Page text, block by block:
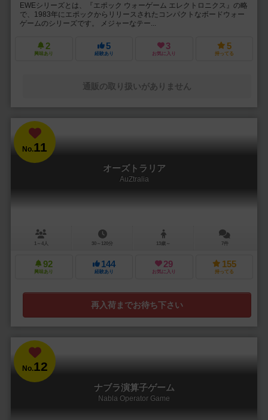
EWEシリーズとは、『エポック ウォーゲーム エレクトロニクス』の略
で、1983年にエポックからリリースされたコンパクトなボードウォー
ゲームのシリーズです。 メジャーなテー...
2
興味あり
5
経験あり
3
お気に入り
5
持ってる
通販の取り扱いがありません
No.11
オーズトラリア
AuZtralia
1～4人 30～120分 13歳～ 7件
92
興味あり
144
経験あり
29
お気に入り
155
持ってる
再入荷までお待ち下さい
No.12
ナブラ演算子ゲーム
Nabla Operator Game